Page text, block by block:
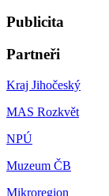
Publicita
Partneři
Kraj Jihočeský
MAS Rozkvět
NPÚ
Muzeum ČB
Mikroregion